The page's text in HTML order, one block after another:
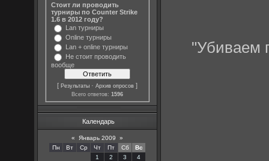
Стоит ли проводить
турниры по Counter Strike
1.6 в 2012 году?
Lan турниры
Online турниры
Lan + online турниры
Не стоит проводить
вообще
[Результаты ·Архив опросов ]
Всего ответов:1596
Календарь
« Январь 2009
»
Пн
Вт Ср Чт Пт Сб
Вс
1
2 3
4
"Убиваем